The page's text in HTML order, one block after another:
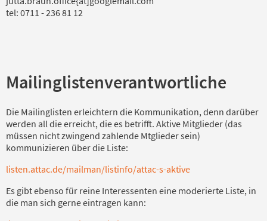
tel: 0711 - 236 81 12
Mailinglistenverantwortliche
Die Mailinglisten erleichtern die Kommunikation, denn darüber
werden all die erreicht, die es betrifft. Aktive Mitglieder (das
müssen nicht zwingend zahlende Mtglieder sein)
kommunizieren über die Liste:
listen.attac.de/mailman/listinfo/attac-s-aktive
Es gibt ebenso für reine Interessenten eine moderierte Liste, in
die man sich gerne eintragen kann: